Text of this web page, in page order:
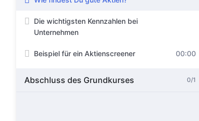
Die wichtigsten Kennzahlen bei
Unternehmen
Beispiel für ein Aktienscreener 00:00
Abschluss des Grundkurses 0/1